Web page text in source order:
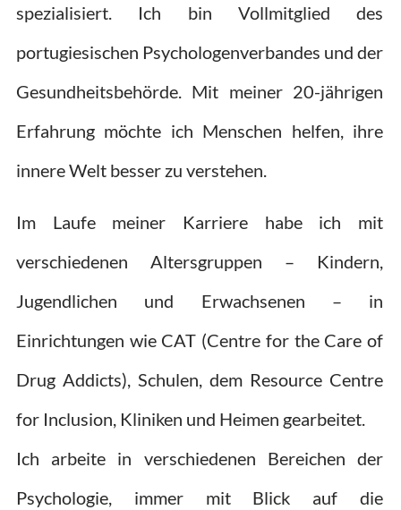
spezialisiert. Ich bin Vollmitglied des
portugiesischen Psychologenverbandes und der
Gesundheitsbehörde. Mit meiner 20-jährigen
Erfahrung möchte ich Menschen helfen, ihre
innere Welt besser zu verstehen.
Im Laufe meiner Karriere habe ich mit
verschiedenen Altersgruppen – Kindern,
Jugendlichen und Erwachsenen – in
Einrichtungen wie CAT (Centre for the Care of
Drug Addicts), Schulen, dem Resource Centre
for Inclusion, Kliniken und Heimen gearbeitet.
Ich arbeite in verschiedenen Bereichen der
Psychologie, immer mit Blick auf die